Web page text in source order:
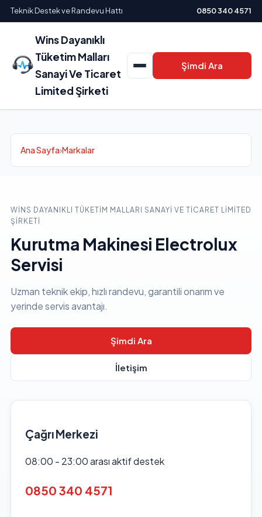
Teknik Destek ve Randevu Hattı 0850 340 4571
Wins Dayanıklı
Tüketim Malları
Sanayi Ve Ticaret
Limited Şirketi
Şimdi Ara
Ana Sayfa›Markalar
WINS DAYANIKLI TÜKETIM MALLARI SANAYI VE TICARET LIMITED
ŞIRKETI
Kurutma Makinesi Electrolux
Servisi
Uzman teknik ekip, hızlı randevu, garantili onarım ve
yerinde servis avantajı.
Şimdi Ara
İletişim
Çağrı Merkezi
08:00 - 23:00 arası aktif destek
0850 340 4571